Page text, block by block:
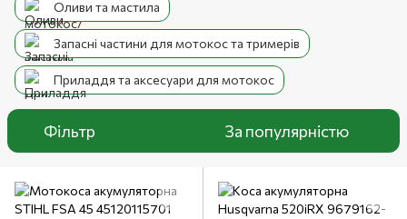
Оливи та мастила
Запасні частини для мотокос та тримерів
Приладдя та аксесуари для мотокос
Фільтр За популярністю